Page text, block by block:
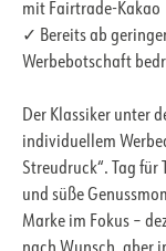
mit Fairtrade-Kakao
✓ Bereits ab
Werbebotschaft
Der Klassiker unter
individuellem
Streudruck“. Tag für
und süße
Marke im Fokus –